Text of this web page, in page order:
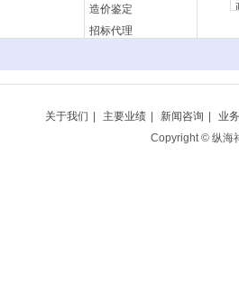
造价鉴定
招标代理
关于我们 主要业绩 新闻咨询 业
Copyright © 纵海